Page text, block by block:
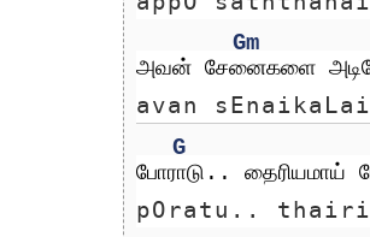
Gm
அவன் சேனைகளை
avan
G
போராடு.. தைரியமாய்
pOratu..